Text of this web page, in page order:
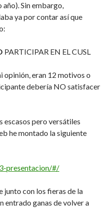
Sin embargo,
ya por contar así que
PARTICIPAR EN EL CUSL
opinión, eran 12 motivos o
debería NO satisfacer
escasos pero versátiles
he montado la siguiente
presentacion/#/
junto con los fieras de la
entrado ganas de volver a